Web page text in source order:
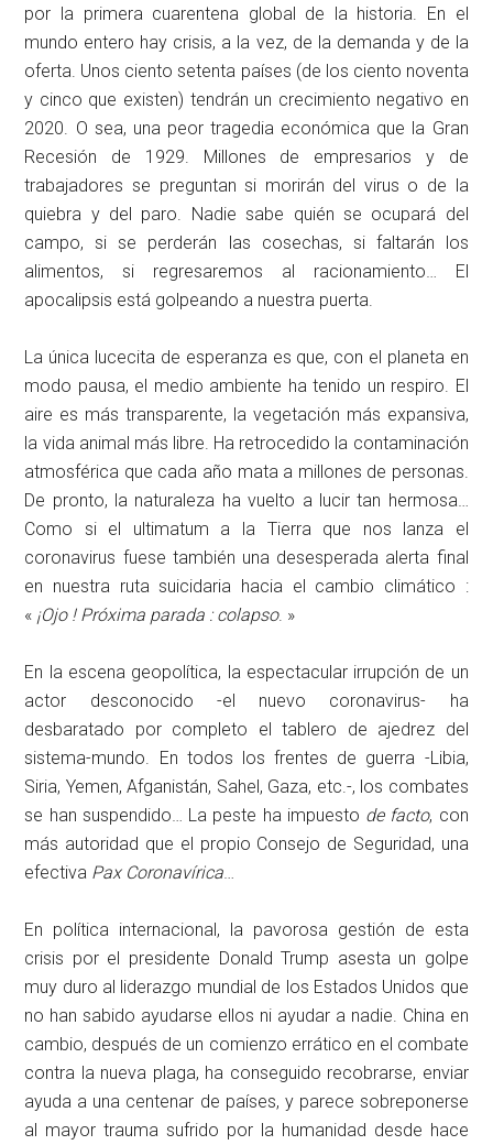
por la primera cuarentena global de la historia. En el
mundo entero hay crisis, a la vez, de la demanda y de la
oferta. Unos ciento setenta países (de los ciento noventa
y cinco que existen) tendrán un crecimiento negativo en
2020. O sea, una peor tragedia económica que la Gran
Recesión de 1929. Millones de empresarios y de
trabajadores se preguntan si morirán del virus o de la
quiebra y del paro. Nadie sabe quién se ocupará del
campo, si se perderán las cosechas, si faltarán los
alimentos, si regresaremos al racionamiento… El
apocalipsis está golpeando a nuestra puerta.
La única lucecita de esperanza es que, con el planeta en
modo pausa, el medio ambiente ha tenido un respiro. El
aire es más transparente, la vegetación más expansiva,
la vida animal más libre. Ha retrocedido la contaminación
atmosférica que cada año mata a millones de personas.
De pronto, la naturaleza ha vuelto a lucir tan hermosa…
Como si el ultimatum a la Tierra que nos lanza el
coronavirus fuese también una desesperada alerta final
en nuestra ruta suicidaria hacia el cambio climático :
« ¡Ojo ! Próxima parada : colapso. »
En la escena geopolítica, la espectacular irrupción de un
actor desconocido -el nuevo coronavirus- ha
desbaratado por completo el tablero de ajedrez del
sistema-mundo. En todos los frentes de guerra -Libia,
Siria, Yemen, Afganistán, Sahel, Gaza, etc.-, los combates
se han suspendido… La peste ha impuesto de facto, con
más autoridad que el propio Consejo de Seguridad, una
efectiva Pax Coronavírica…
En política internacional, la pavorosa gestión de esta
crisis por el presidente Donald Trump asesta un golpe
muy duro al liderazgo mundial de los Estados Unidos que
no han sabido ayudarse ellos ni ayudar a nadie. China en
cambio, después de un comienzo errático en el combate
contra la nueva plaga, ha conseguido recobrarse, enviar
ayuda a una centenar de países, y parece sobreponerse
al mayor trauma sufrido por la humanidad desde hace